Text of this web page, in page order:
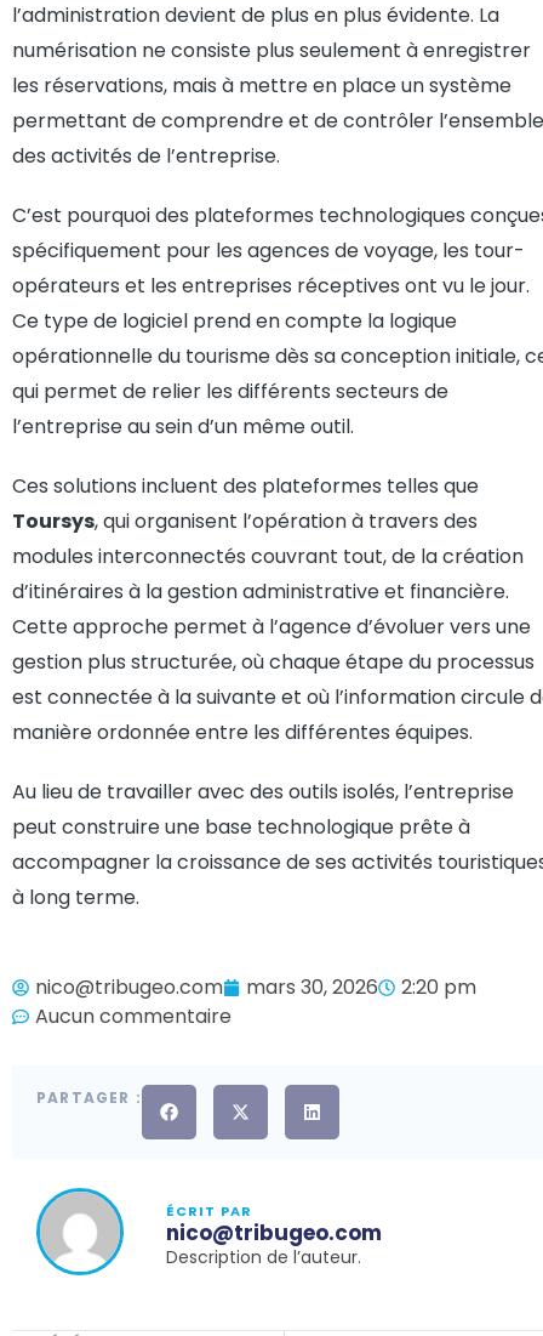
l’administration devient de plus en plus évidente. La
numérisation ne consiste plus seulement à enregistrer
les réservations, mais à mettre en place un système
permettant de comprendre et de contrôler l’ensemble
des activités de l’entreprise.
C’est pourquoi des plateformes technologiques
spécifiquement pour les agences de voyage, les tour-
opérateurs et les entreprises réceptives ont vu le jour.
Ce type de logiciel prend en compte la logique
opérationnelle du tourisme dès sa conception initiale,
qui permet de relier les différents secteurs de
l’entreprise au sein d’un même outil.
Ces solutions incluent des plateformes telles que
Toursys, qui organisent l’opération à travers des
modules interconnectés couvrant tout, de la création
d’itinéraires à la gestion administrative et financière.
Cette approche permet à l’agence d’évoluer vers une
gestion plus structurée, où chaque étape du processus
est connectée à la suivante et où l’information circule
manière ordonnée entre les différentes équipes.
Au lieu de travailler avec des outils isolés, l’entreprise
peut construire une base technologique prête à
accompagner la croissance de ses activités
à long terme.
nico@tribugeo.com mars 30, 2026
2:20 pm
Aucun commentaire
PARTAGER :
ÉCRIT PAR
nico@tribugeo.com
Description de l’auteur.